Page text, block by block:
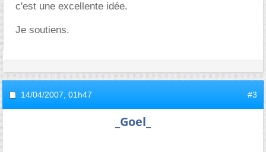
c'est une excellente idée.
Je soutiens.
14/04/2007, 01h47 #3
_Goel_